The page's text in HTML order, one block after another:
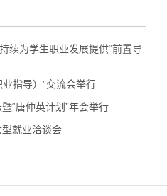
续为学生职业发展提供“前置导
指导）”交流会举行
“唐仲英计划”年会举行
就业洽谈会